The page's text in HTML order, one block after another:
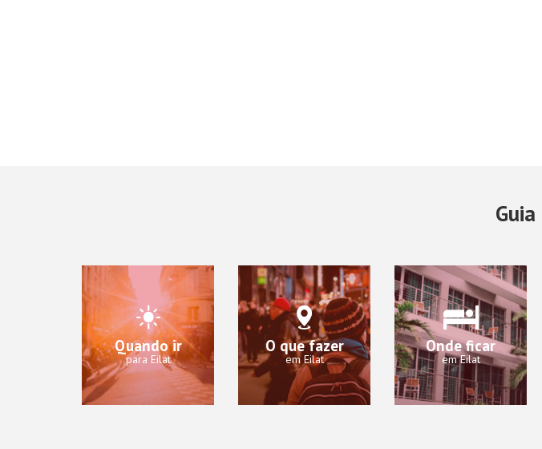
Guia
Quando ir
para Eilat
O que fazer
em Eilat
Onde ficar
em Eilat